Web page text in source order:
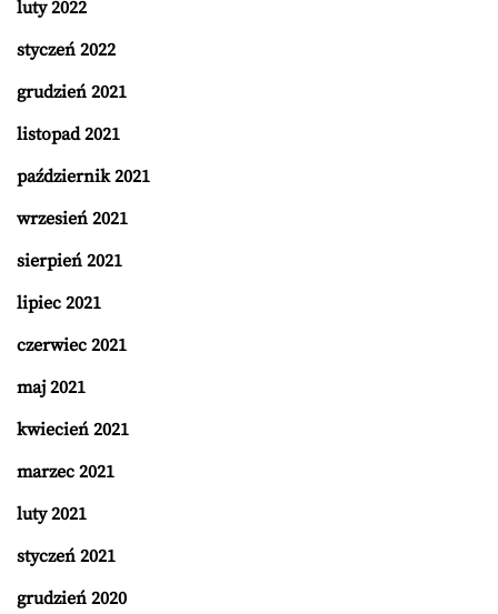
luty 2022
styczeń 2022
grudzień 2021
listopad 2021
październik 2021
wrzesień 2021
sierpień 2021
lipiec 2021
czerwiec 2021
maj 2021
kwiecień 2021
marzec 2021
luty 2021
styczeń 2021
grudzień 2020